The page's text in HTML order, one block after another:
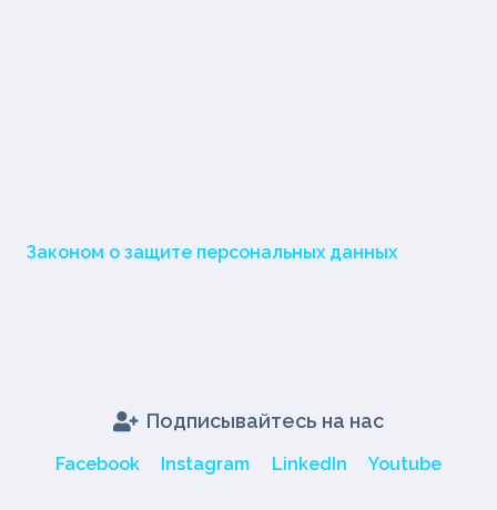
Законом о защите персональных данных
Подписывайтесь на нас
Facebook Instagram LinkedIn Youtube